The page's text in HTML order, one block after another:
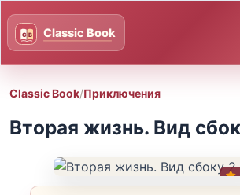
Classic Book/Приключения
Вторая жизнь. Вид